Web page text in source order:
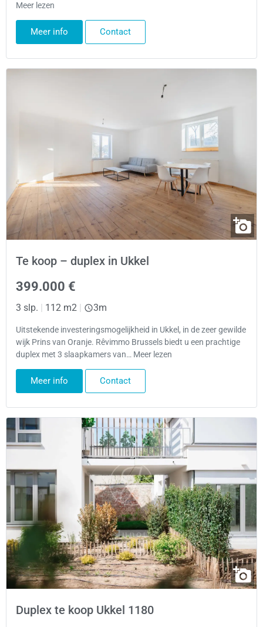
Meer lezen
Meer info Contact
Te koop – duplex in Ukkel
399.000 €
3 slp. 112 m2 3m
Uitstekende investeringsmogelijkheid in Ukkel, in de zeer gewilde
wijk Prins van Oranje. Rêvimmo Brussels biedt u een prachtige
duplex met 3 slaapkamers van… Meer lezen
Meer info Contact
Duplex te koop Ukkel 1180